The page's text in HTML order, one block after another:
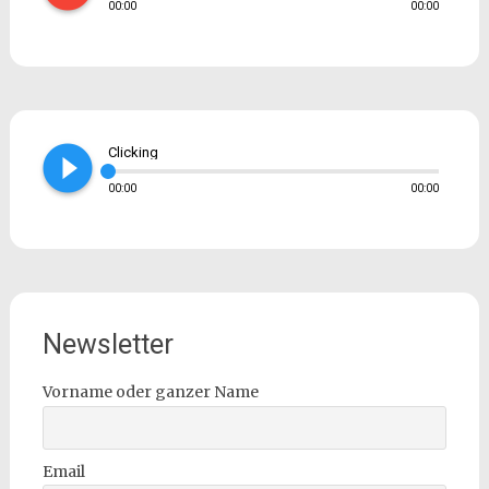
00:00 00:00
play_circle_filled Clicking
00:00 00:00
Newsletter
Vorname oder ganzer Name
Email